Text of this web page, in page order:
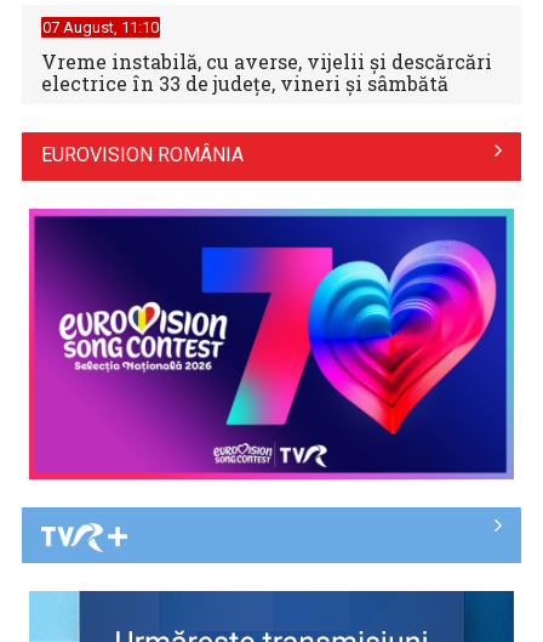
07 August, 11:10
Vreme instabilă, cu averse, vijelii şi descărcări
electrice în 33 de judeţe, vineri şi sâmbătă
EUROVISION ROMÂNIA